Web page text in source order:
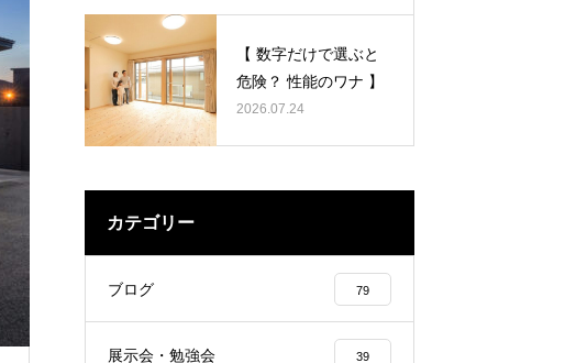
【 数字だけで選ぶと危険？ 性能のワ
ナ 】
2026.07.24
【 数字だけで選ぶと危険？ 性能のワ
ナ 】
2026.07.24
【 数字だけで選ぶと
危険？ 性能のワナ 】
2026.07.24
カテゴリー
ブログ 79
展示会・勉強会 39